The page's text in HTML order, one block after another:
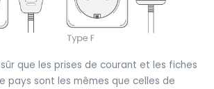
que les prises de courant et les fiches
pays sont les mêmes que celles de